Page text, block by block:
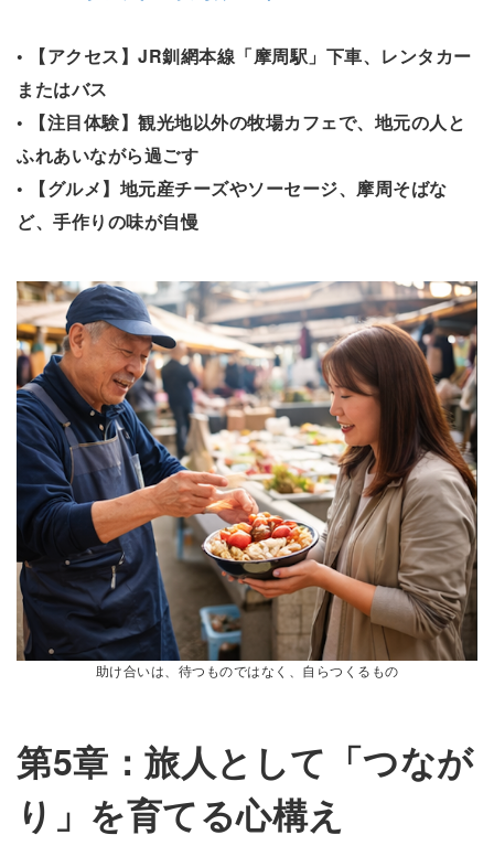
• 【アクセス】JR釧網本線「摩周駅」下車、レンタカー
またはバス
• 【注目体験】観光地以外の牧場カフェで、地元の人と
ふれあいながら過ごす
• 【グルメ】地元産チーズやソーセージ、摩周そばな
ど、手作りの味が自慢
助け合いは、待つものではなく、自らつくるもの
第5章：旅人として「つなが
り」を育てる心構え